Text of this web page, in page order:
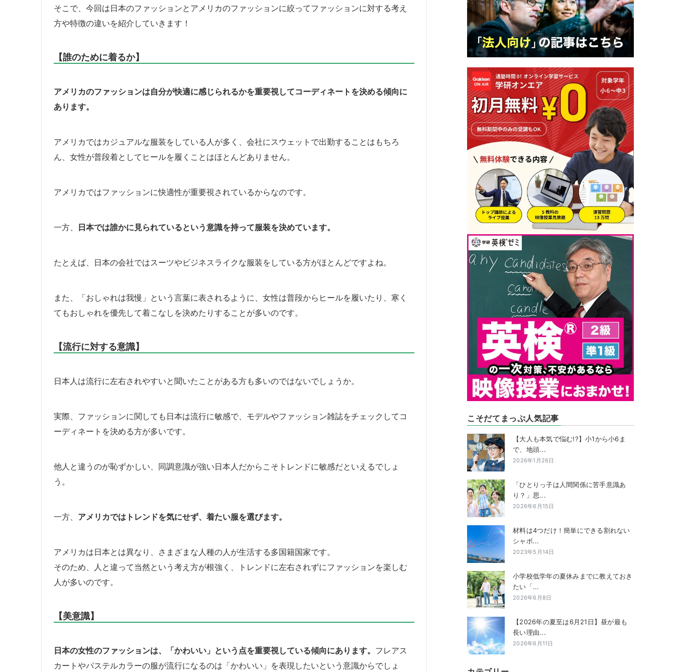
そこで、今回は日本のファッションとアメリカのファッションに絞ってファッションに対する考え
方や特徴の違いを紹介していきます！
【誰のために着るか】
アメリカのファッションは自分が快適に感じられるかを重要視してコーディネートを決める傾向に
あります。
アメリカではカジュアルな服装をしている人が多く、会社にスウェットで出勤することはもちろ
ん、女性が普段着としてヒールを履くことはほとんどありません。
アメリカではファッションに快適性が重要視されているからなのです。
一方、 日本では誰かに見られているという意識を持って服装を決めています。
たとえば、日本の会社ではスーツやビジネスライクな服装をしている方がほとんどですよね。
また、「おしゃれは我慢」という言葉に表されるように、女性は普段からヒールを履いたり、寒く
てもおしゃれを優先して着こなしを決めたりすることが多いのです。
【流行に対する意識】
日本人は流行に左右されやすいと聞いたことがある方も多いのではないでしょうか。
実際、ファッションに関しても日本は流行に敏感で、モデルやファッション雑誌をチェックしてコ
ーディネートを決める方が多いです。
他人と違うのが恥ずかしい、同調意識が強い日本人だからこそトレンドに敏感だといえるでしょ
う。
一方、 アメリカではトレンドを気にせず、着たい服を選びます。
アメリカは日本とは異なり、さまざまな人種の人が生活する多国籍国家です。
そのため、人と違って当然という考え方が根強く、トレンドに左右されずにファッションを楽しむ
人が多いのです。
【美意識】
日本の女性のファッションは、「かわいい」という点を重要視している傾向にあります。 フレアス
カートやパステルカラーの服が流行になるのは「かわいい」を表現したいという意識からでしょ
こそだてまっぷ人気記事
【大人も本気で悩む!?】小1から小6ま
で、地頭...
2026年1月26日
「ひとりっ子は人間関係に苦手意識あ
り？」思...
2026年6月15日
材料は4つだけ！簡単にできる割れない
シャボ...
2023年5月14日
小学校低学年の夏休みまでに教えておき
たい「...
2026年6月8日
【2026年の夏至は6月21日】昼が最も
長い理由...
2026年6月11日